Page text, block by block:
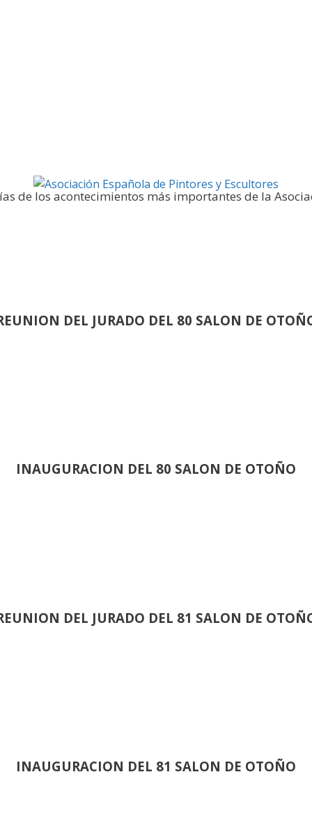
de los acontecimientos más importantes de la
DEL JURADO DEL 80 SALON DE
INAUGURACION DEL 80 SALON DE OTOÑO
DEL JURADO DEL 81 SALON DE
INAUGURACION DEL 81 SALON DE OTOÑO